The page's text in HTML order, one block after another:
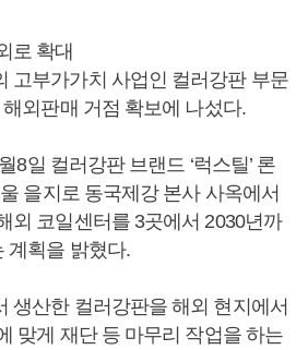
로 확대
고부가가치 사업인 컬러강판 부문
외판매 거점 확보에 나섰다.
8일 컬러강판 브랜드 ‘럭스틸’ 론
을지로 동국제강 본사 사옥에서
외 코일센터를 3곳에서 2030년까
계획을 밝혔다.
생산한 컬러강판을 해외 현지에서
맞게 재단 등 마무리 작업을 하는